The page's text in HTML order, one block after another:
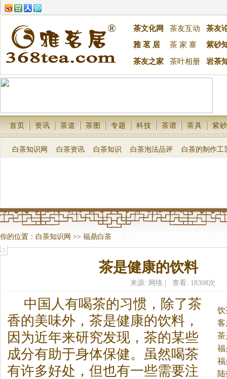
茶文化网 茶友互动
茶友
雅 茗 居
茶 家 寨 紫砂
茶友之家 茶叶相册 岩茶
首页 资讯 茶道 茶图 专题 科技 茶谱 茶具 紫砂
白茶知识网 白茶资讯 白茶知识 白茶泡法品评 白茶的制作工
你的位置： 白茶知识网 >> 福鼎白茶
茶是健康的饮料
来源: 网络 | 查看: 18308次
中国人有喝茶的习惯，除了茶
香的美味外，茶是健康的饮料，
因为近年来研究发现，茶的某些
成分有助于身体保健。 虽然喝茶
有许多好处，但也有一些需要注